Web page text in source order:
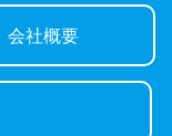
会社概要